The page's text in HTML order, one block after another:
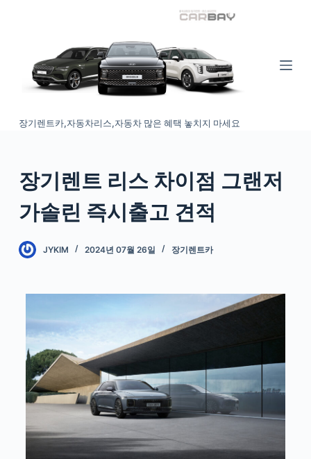
c
n
장기렌트카,자동차리스,자동차 많은 혜택 놓치지 마세요
장기렌트 리스 차이점 그랜저
가솔린 즉시출고 견적
JYKIM 2024년 07월 26일 장기렌트카